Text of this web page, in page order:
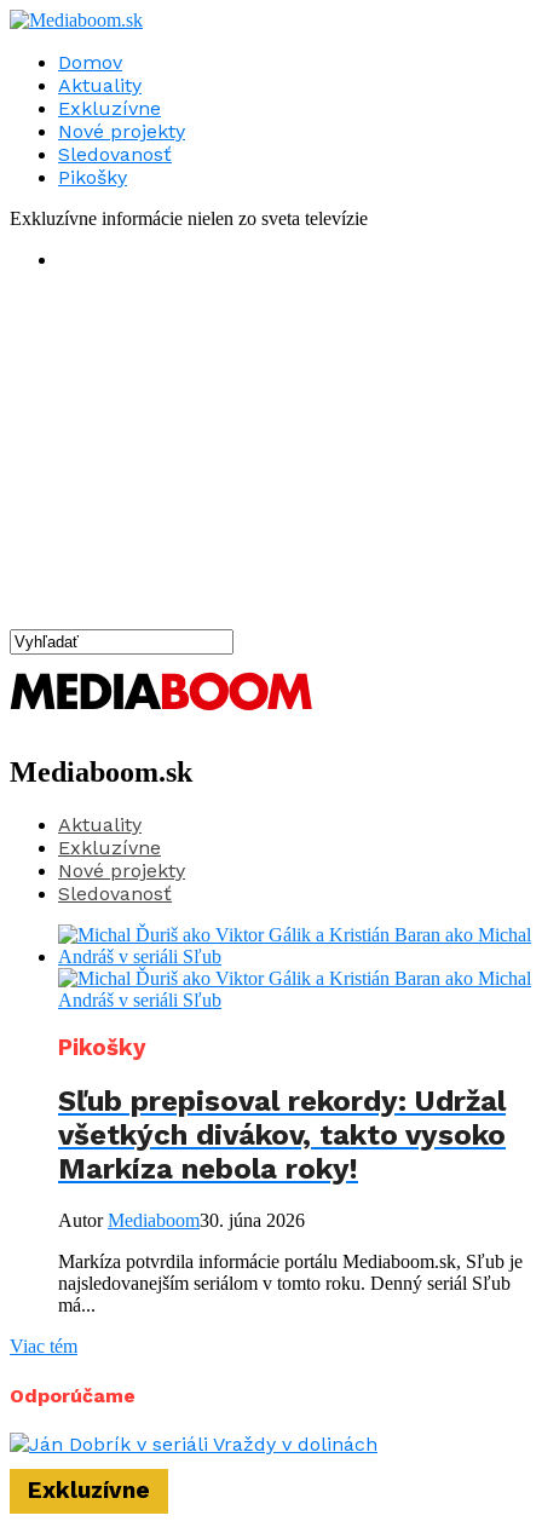
Domov
Aktuality
Exkluzívne
Nové projekty
Sledovanosť
Pikošky
Exkluzívne informácie nielen zo sveta televízie
Mediaboom.sk
Aktuality
Exkluzívne
Nové projekty
Sledovanosť
Pikošky
Sľub prepisoval rekordy: Udržal
všetkých divákov, takto vysoko
Markíza nebola roky!
AutorMediaboom30. júna 2026
Markíza potvrdila informácie portálu Mediaboom.sk, Sľub je
najsledovanejším seriálom v tomto roku. Denný seriál Sľub
má...
Viac tém
Odporúčame
Exkluzívne